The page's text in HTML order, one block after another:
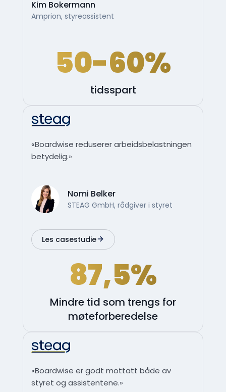
Kim Bokermann
Amprion, styreassistent
50-60%
tidsspart
«Boardwise reduserer arbeidsbelastningen
betydelig.»
Nomi Belker
STEAG GmbH, rådgiver i styret
Les casestudie
87,5%
Mindre tid som trengs for
møteforberedelse
«Boardwise er godt mottatt både av
styret og assistentene.»